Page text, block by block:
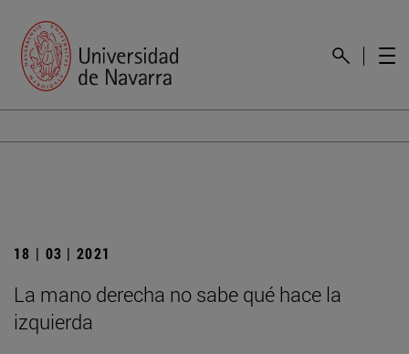
18 | 03 | 2021
La mano derecha no sabe qué hace la
izquierda